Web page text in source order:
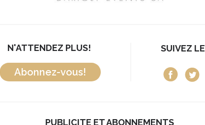
N'ATTENDEZ PLUS!
Abonnez-vous!
SUIVEZ LE
PUBLICITE ET ABONNEMENTS